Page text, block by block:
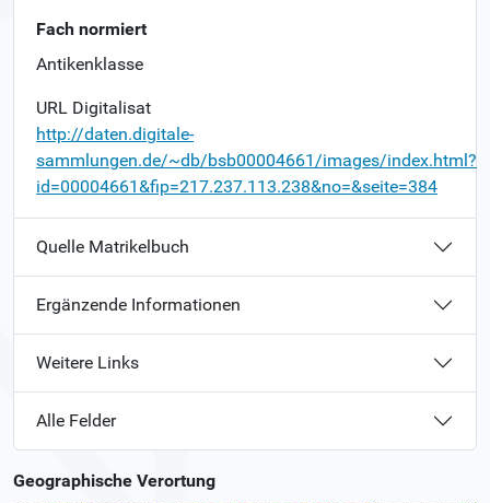
Fach normiert
Antikenklasse
URL Digitalisat
http://daten.digitale-
sammlungen.de/~db/bsb00004661/images/index.html?
id=00004661&fip=217.237.113.238&no=&seite=384
Quelle Matrikelbuch
Ergänzende Informationen
Weitere Links
Alle Felder
Geographische Verortung